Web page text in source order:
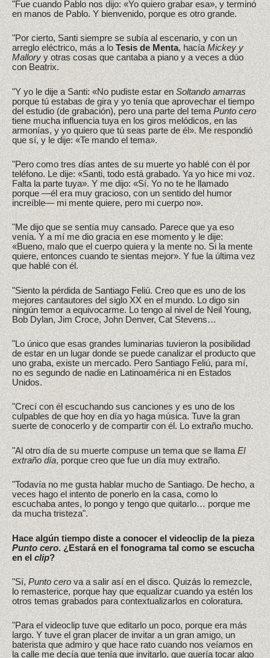
"Fue cuando Pablo nos dijo: «Yo quiero grabar esa», y terminó
en manos de Pablo. Y bienvenido, porque es otro grande.
"Por cierto, Santi siempre se subía al escenario, y con un
arreglo eléctrico, más a lo Tesis de Menta, hacíaMickey y
Malloryy otras cosas que cantaba a piano y a veces a dúo
con Beatrix.
"Y yo le dije a Santi: «No pudiste estar en Soltando amarras
porque tú estabas de gira y yo tenía que aprovechar el tiempo
del estudio (de grabación), pero una parte del temaPunto cero
tiene mucha influencia tuya en los giros melódicos, en las
armonías, y yo quiero que tú seas parte de él». Me respondió
que sí, y le dije: «Te mando el tema».
"Pero como tres días antes de su muerte yo hablé con él por
teléfono. Le dije: «Santi, todo está grabado. Ya yo hice mi voz.
Falta la parte tuya». Y me dijo: «Sí. Yo no te he llamado
porque —él era muy gracioso, con un sentido del humor
increíble— mi mente quiere, pero mi cuerpo no».
"Me dijo que se sentía muy cansado. Parece que ya eso
venía. Y a mí me dio gracia en ese momento y le dije:
«Bueno, malo que el cuerpo quiera y la mente no. Si la mente
quiere, entonces cuando te sientas mejor». Y fue la última vez
que hablé con él.
"Siento la pérdida de Santiago Feliú. Creo que es uno de los
mejores cantautores del siglo XX en el mundo. Lo digo sin
ningún temor a equivocarme. Lo tengo al nivel de Neil Young,
Bob Dylan, Jim Croce, John Denver, Cat Stevens…
"Lo único que esas grandes luminarias tuvieron la posibilidad
de estar en un lugar donde se puede canalizar el producto que
uno graba, existe un mercado. Pero Santiago Feliú, para mí,
no es segundo de nadie en Latinoamérica ni en Estados
Unidos.
"Crecí con él escuchando sus canciones y es uno de los
culpables de que hoy en día yo haga música. Tuve la gran
suerte de conocerlo y de compartir con él. Lo extraño mucho.
"Al otro día de su muerte compuse un tema que se llamaEl
extraño día, porque creo que fue un día muy extraño.
"Todavía no me gusta hablar mucho de Santiago. De hecho, a
veces hago el intento de ponerlo en la casa, como lo
escuchaba antes, lo pongo y tengo que quitarlo… porque me
da mucha tristeza".
Hace algún tiempo diste a conocer el videoclip de la pieza
Punto cero. ¿Estará en el fonograma tal como se escucha
en elclip?
"Sí,Punto cerova a salir así en el disco. Quizás lo remezcle,
lo remasterice, porque hay que equalizar cuando ya estén los
otros temas grabados para contextualizarlos en coloratura.
"Para el videoclip tuve que editarlo un poco, porque era más
largo. Y tuve el gran placer de invitar a un gran amigo, un
baterista que admiro y que hace rato cuando nos veíamos en
la calle me decía que tenía que invitarlo, que quería tocar algo